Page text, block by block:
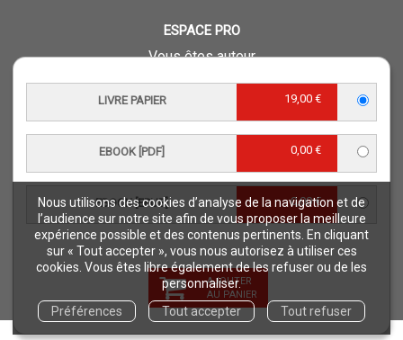
Nous utilisons des cookies d’analyse de la navigation et de
l’audience sur notre site afin de vous proposer la meilleure
expérience possible et des contenus pertinents. En cliquant
sur « Tout accepter », vous nous autorisez à utiliser ces
cookies. Vous êtes libre également de les refuser ou de les
personnaliser.
Préférences
Tout accepter Tout refuser
LIVRE PAPIER 19,00 €
EBOOK [PDF] 0,00 €
EBOOK [EPUB] 0,00 €
AJOUTER
AU PANIER
ESPACE PRO
Vous êtes auteur
Vous êtes journaliste
Vous êtes libraire
Foreign rights
Procédure d'évaluation
NOTRE SITE
Quae © 2018
Mentions légales
Déclaration d'accessibilité